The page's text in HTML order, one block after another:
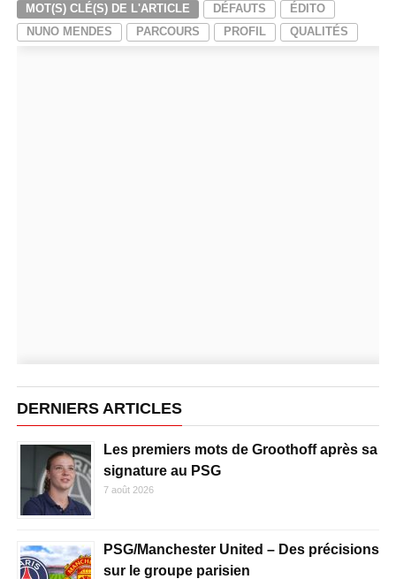
MOT(S) CLÉ(S) DE L'ARTICLE DÉFAUTS
ÉDITO
NUNO MENDES
PARCOURS PROFIL QUALITÉS
DERNIERS ARTICLES
Les premiers mots de Groothoff après sa
signature au PSG
7 août 2026
PSG/Manchester United – Des précisions
sur le groupe parisien